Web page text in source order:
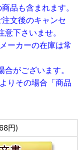
品も含まれます。
文後のキャンセ
下さいませ。
ーカーの在庫は常
がございます。
りその場合「商品
円)